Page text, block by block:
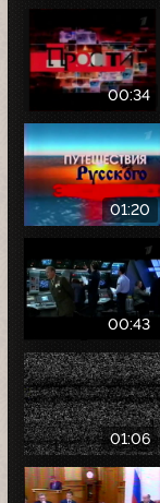
00:34
01:20
00:43
01:06